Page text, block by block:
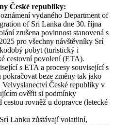
České republiky:
vydaného Department of
of Sri Lanka dne 30. října
zrušena povinnost stanovená s
pro všechny návštěvníky Srí
pobyt (turistický i
cestovní povolení (ETA).
s ETA a procesy související s
beze změny tak jako
České republiky v
ověřit si podmínky
rovněž u dopravce (letecké
Lanku zůstávají volatilní,